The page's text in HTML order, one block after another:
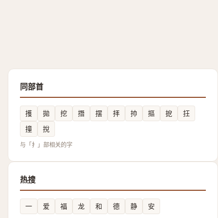
同部首
擭 拋 挖 撍 摆 拝 㧆 摳 㧖
抂
撞
挩
与「扌」部相关的字
热搜
一 爱 福 龙 和 德 静 安